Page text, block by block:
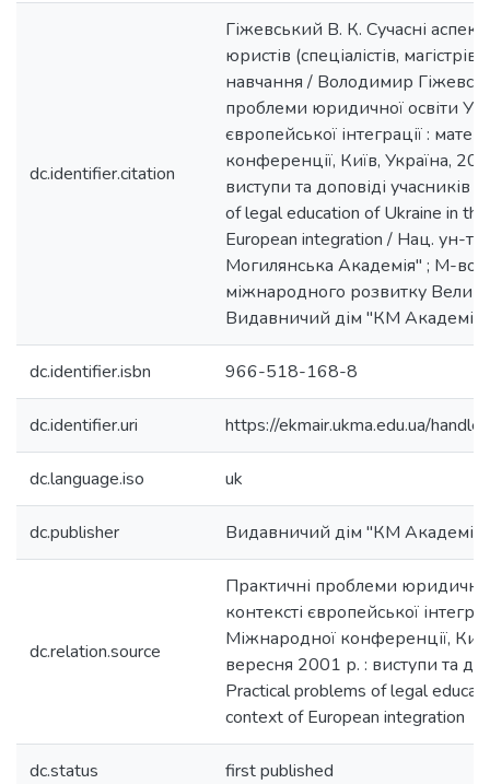
dc.identifier.citation
Гіжевський В. К. Сучасні
юристів (спеціалістів,
навчання / Володимир
проблеми юридичної освіти
європейської інтеграції :
конференції, Київ, Україна, 20
виступи та доповіді учасників
of legal education of Ukraine in
European integration / Нац. ун-т
Могилянська Академія" ; М-во
міжнародного розвитку
Видавничий дім "КМ
dc.identifier.isbn 966-518-168-8
dc.identifier.uri https://ekmair.ukma.edu.ua/
dc.language.iso uk
dc.publisher Видавничий дім "КМ Академія"
dc.relation.source
Практичні проблеми
контексті європейської
Міжнародної конференції,
вересня 2001 р. : виступи та
Practical problems of legal
context of European integration
dc.status first published